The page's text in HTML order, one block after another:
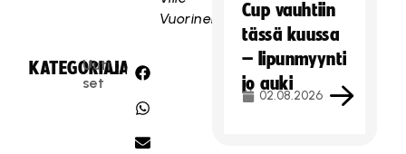
Vuorinen
KATEGORIA:
Uuti
set
JAA:
Cup vauhtiin
tässä kuussa
– lipunmyynti
jo auki
02.08.2026